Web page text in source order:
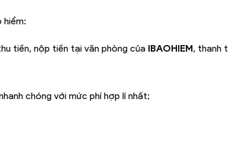
hiểm:
tiền, nộp tiền tại văn phòng của IBAOHIEM, thanh
chóng với mức phí hợp lí nhất;